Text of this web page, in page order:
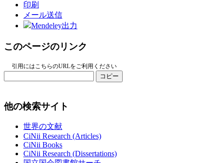
印刷
メール送信
Mendeley出力
このページのリンク
引用にはこちらのURLをご利用ください
コピー
他の検索サイト
世界の文献
CiNii Research (Articles)
CiNii Books
CiNii Research (Dissertations)